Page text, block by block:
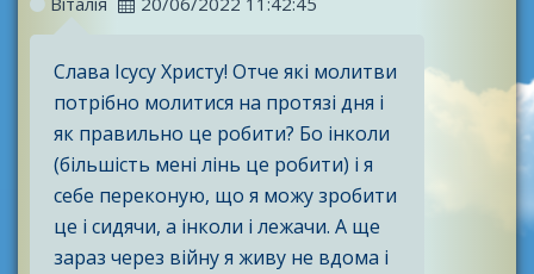
Слава Ісусу Христу! Отче які молитви
потрібно молитися на протязі дня і
як правильно це робити? Бо інколи
(більшість мені лінь це робити) і я
себе переконую, що я можу зробити
це і сидячи, а інколи і лежачи. А ще
зараз через війну я живу не вдома і